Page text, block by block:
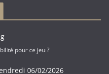
pour ce jeu ?
06/02/2026